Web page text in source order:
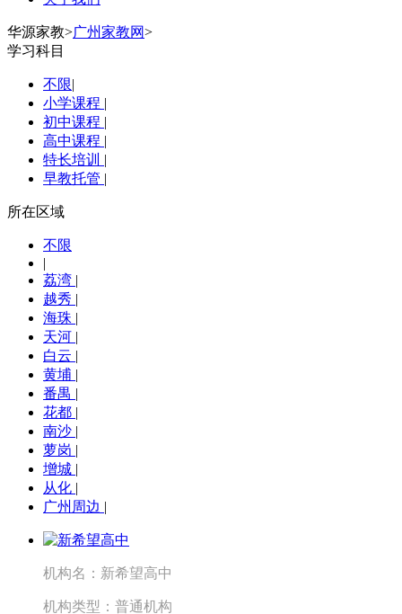
华源家教>广州家教网>
学习科目
不限|
小学课程 |
初中课程 |
高中课程 |
特长培训 |
早教托管 |
所在区域
不限
|
荔湾 |
越秀 |
海珠 |
天河 |
白云 |
黄埔 |
番禺 |
花都 |
南沙 |
萝岗 |
增城 |
从化 |
广州周边 |
机构名： 新希望高中
机构类型： 普通机构